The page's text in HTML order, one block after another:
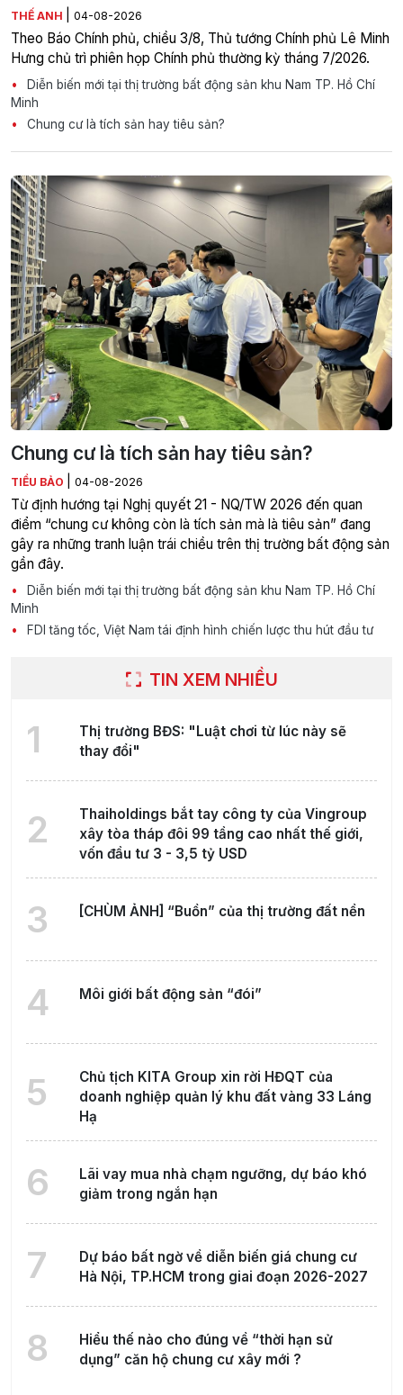
THẾ ANH 04-08-2026
Theo Báo Chính phủ, chiều 3/8, Thủ tướng Chính phủ Lê Minh
Hưng chủ trì phiên họp Chính phủ thường kỳ tháng 7/2026.
Diễn biến mới tại thị trường bất động sản khu Nam TP. Hồ Chí
Minh
Chung cư là tích sản hay tiêu sản?
Chung cư là tích sản hay tiêu sản?
TIỂU BẢO 04-08-2026
Từ định hướng tại Nghị quyết 21 - NQ/TW 2026 đến quan
điểm “chung cư không còn là tích sản mà là tiêu sản” đang
gây ra những tranh luận trái chiều trên thị trường bất động sản
gần đây.
Diễn biến mới tại thị trường bất động sản khu Nam TP. Hồ Chí
Minh
FDI tăng tốc, Việt Nam tái định hình chiến lược thu hút đầu tư
TIN XEM NHIỀU
1
Thị trường BĐS: "Luật chơi từ lúc này sẽ
thay đổi"
2
Thaiholdings bắt tay công ty của Vingroup
xây tòa tháp đôi 99 tầng cao nhất thế giới,
vốn đầu tư 3 - 3,5 tỷ USD
3 [CHÙM ẢNH] “Buồn” của thị trường đất nền
4 Môi giới bất động sản “đói”
5
Chủ tịch KITA Group xin rời HĐQT của
doanh nghiệp quản lý khu đất vàng 33 Láng
Hạ
6
Lãi vay mua nhà chạm ngưỡng, dự báo khó
giảm trong ngắn hạn
7
Dự báo bất ngờ về diễn biến giá chung cư
Hà Nội, TP.HCM trong giai đoạn 2026-2027
8
Hiểu thế nào cho đúng về “thời hạn sử
dụng” căn hộ chung cư xây mới ?